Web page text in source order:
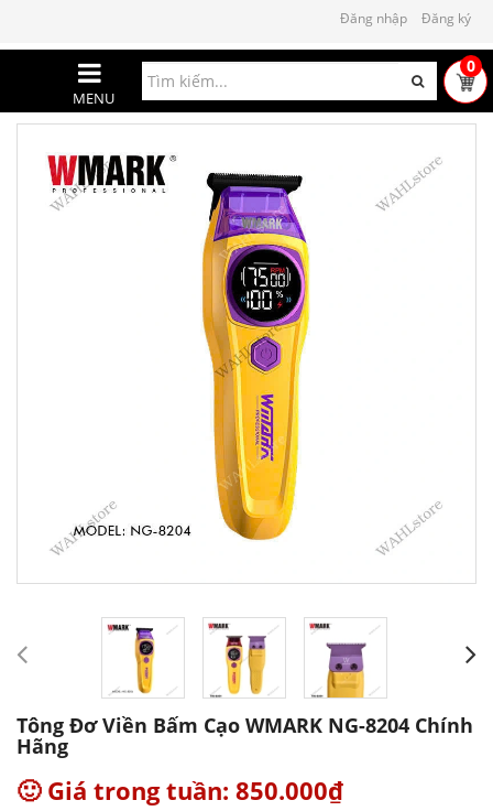
Đăng nhập Đăng ký
MENU
0
Tông Đơ Viền Bấm Cạo WMARK NG-8204 Chính
Hãng
🙂 Giá trong tuần: 850.000₫